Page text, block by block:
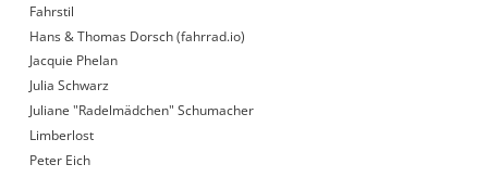
Fahrstil
Hans & Thomas Dorsch (fahrrad.io)
Jacquie Phelan
Julia Schwarz
Juliane "Radelmädchen" Schumacher
Limberlost
Peter Eich